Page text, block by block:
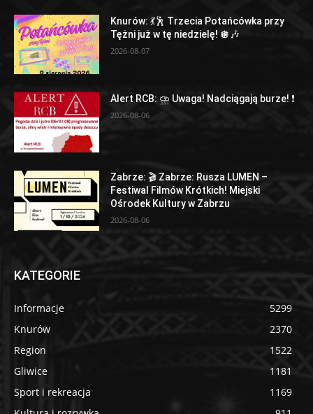
Knurów: 💃🕺 Trzecia Potańcówka przy
Tężni już w tę niedzielę! 🪩🎶
2026-08-07
Alert RCB: ⛈ Uwaga! Nadciągają burze! ❗
2026-08-06
Zabrze: 🎬 Zabrze: Rusza LUMEN –
Festiwal Filmów Krótkich! Miejski
Ośrodek Kultury w Zabrzu
2026-08-06
KATEGORIE
Informacje
5299
Knurów
2370
Region
1522
Gliwice
1181
Sport i rekreacja
1169